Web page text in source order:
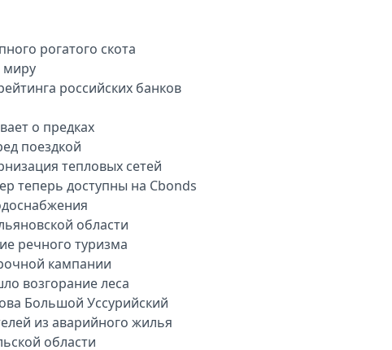
рогатого скота
миру
российских банков
о предках
поездкой
тепловых сетей
теперь доступны на Cbonds
области
речного туризма
кампании
возгорание леса
Большой Уссурийский
из аварийного жилья
области